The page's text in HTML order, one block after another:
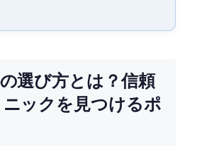
選び方とは？信頼
ックを見つけるポ